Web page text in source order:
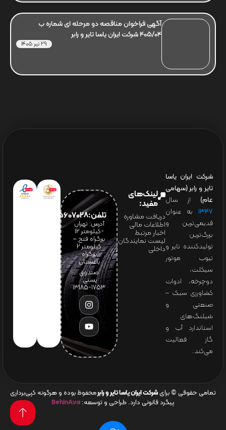
آگهی فراخوان مناقصه دو مرحله ای شماره ب
405/04 شرکت ایران یاسا تایر و رابر
29 تیر 1405
شرکت ایران یاسا
تایر و رابر (سهامی
عام) از سال
۱۳۴۷ به عنوان
قدیمی‌ترین و
بزرگ‌ترین
تولیدکننده تایر و
تیوب موتور
سیکلت،
دوچرخه، ادوات
کشاورزی سبک –
صنعتی و
شیلنگ‌های
استاندارد آب و
گاز فعالیت
می‌کند.
لینک‌های
مفید:
دریافت مشاوره
اطلاعات مالی
اخبار مرتبط
لیست نمایندگان
داخلی
تلفن:65607028(021)
آدرس: تهران
-کیلومتر 12
بزرگراه فتح –
کیلومتر ۲
بزرگراه
باغستان
صندوق
پستی:
1753-13185
تمامی حقوقی © برای شرکت ایران یاسا تایر و رابرمحفوظ بوده و هرگونه کپی‌برداری
پیگرد قانونی دارد. طراحی و توسعه: BehinAva